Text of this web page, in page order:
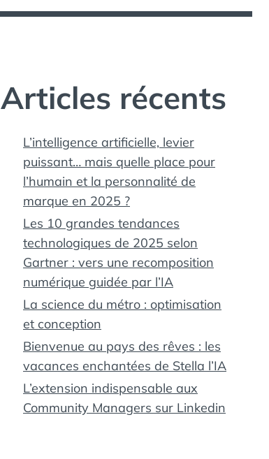
Articles récents
L’intelligence artificielle, levier
puissant… mais quelle place pour
l’humain et la personnalité de
marque en 2025 ?
Les 10 grandes tendances
technologiques de 2025 selon
Gartner : vers une recomposition
numérique guidée par l’IA
La science du métro : optimisation
et conception
Bienvenue au pays des rêves : les
vacances enchantées de Stella l’IA
L’extension indispensable aux
Community Managers sur Linkedin